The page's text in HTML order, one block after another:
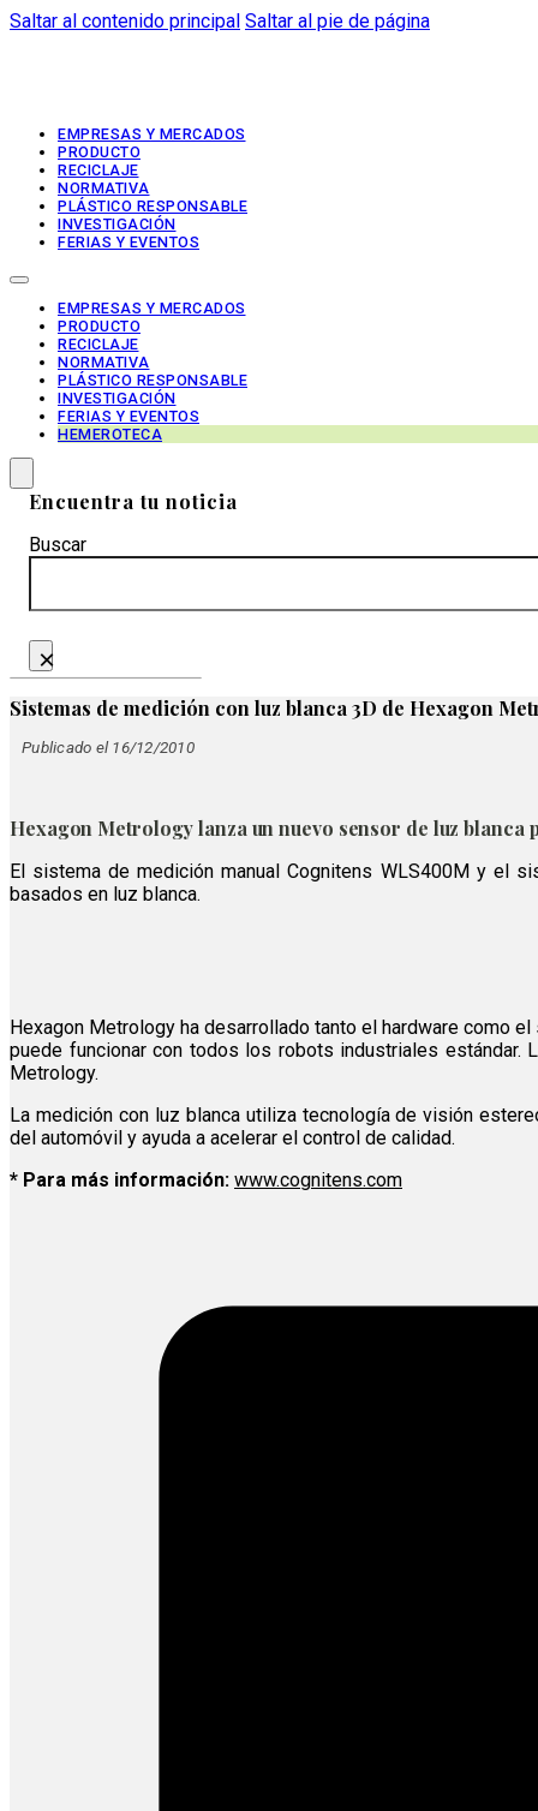
Saltar al contenido principal Saltar al pie de página
EMPRESAS Y MERCADOS
PRODUCTO
RECICLAJE
NORMATIVA
PLÁSTICO RESPONSABLE
INVESTIGACIÓN
FERIAS Y EVENTOS
EMPRESAS Y MERCADOS
PRODUCTO
RECICLAJE
NORMATIVA
PLÁSTICO RESPONSABLE
INVESTIGACIÓN
FERIAS Y EVENTOS
HEMEROTECA
Encuentra tu noticia
Buscar
×
Sistemas de medición con luz blanca 3D de Hexagon
Publicado el 16/12/2010
Hexagon Metrology lanza un nuevo sensor de luz
El sistema de medición manual Cognitens WLS400M y el
basados en luz blanca.
Hexagon Metrology ha desarrollado tanto el hardware como
puede funcionar con todos los robots industriales
Metrology.
La medición con luz blanca utiliza tecnología de visión
del automóvil y ayuda a acelerar el control de calidad.
* Para más información: www.cognitens.com